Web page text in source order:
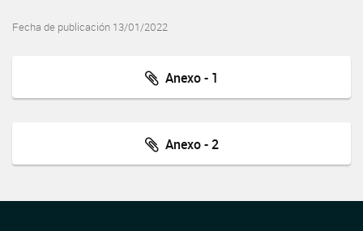
Fecha de publicación 13/01/2022
Anexo - 1
Anexo - 2